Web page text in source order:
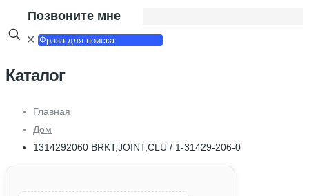
Позвоните мне
✕
Каталог
Главная
Дом
1314292060 BRKT;JOINT,CLU / 1-31429-206-0